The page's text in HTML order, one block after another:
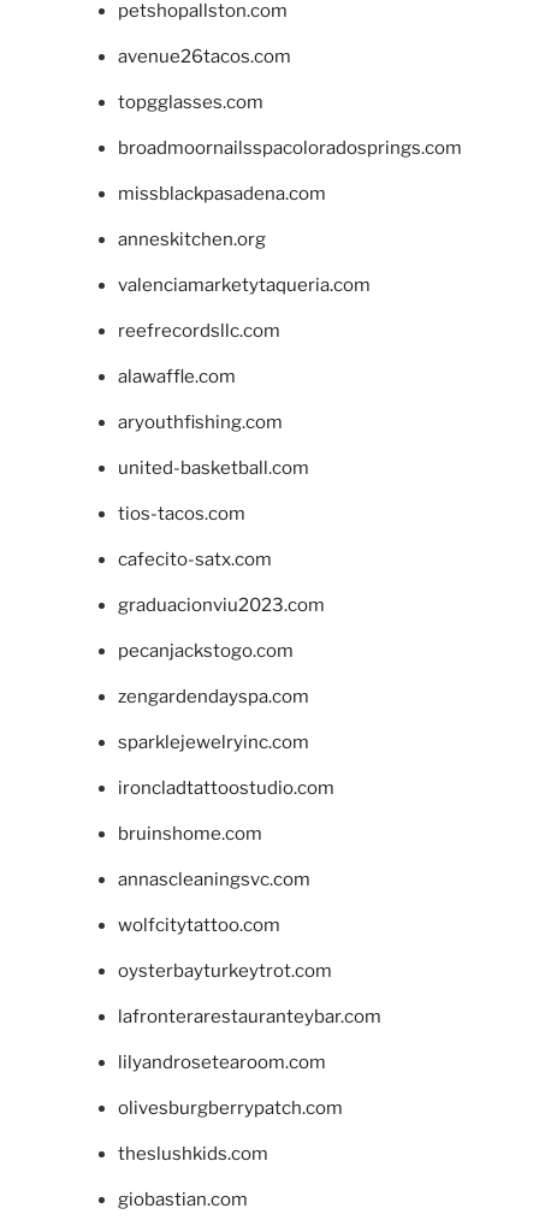
petshopallston.com
avenue26tacos.com
topgglasses.com
broadmoornailsspacoloradosprings.com
missblackpasadena.com
anneskitchen.org
valenciamarketytaqueria.com
reefrecordsllc.com
alawaffle.com
aryouthfishing.com
united-basketball.com
tios-tacos.com
cafecito-satx.com
graduacionviu2023.com
pecanjackstogo.com
zengardendayspa.com
sparklejewelryinc.com
ironcladtattoostudio.com
bruinshome.com
annascleaningsvc.com
wolfcitytattoo.com
oysterbayturkeytrot.com
lafronterarestauranteybar.com
lilyandrosetearoom.com
olivesburgberrypatch.com
theslushkids.com
giobastian.com